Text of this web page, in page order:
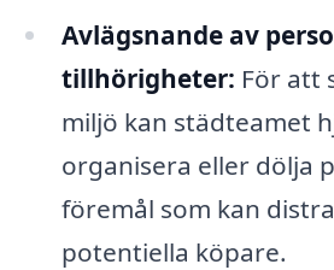
Avlägsnande av
tillhörigheter: För att
miljö kan städteamet
organisera eller dölja
föremål som kan
potentiella köpare.